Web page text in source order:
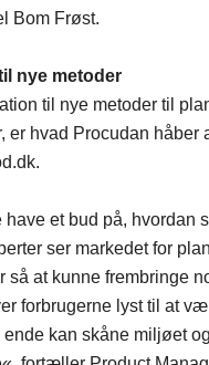
Bom Frøst.
nye metoder
til nye metoder til
er hvad Procudan håber
have et bud på, hvordan
ser markedet for
så at kunne frembringe
forbrugerne lyst til at
ende kan skåne miljøet